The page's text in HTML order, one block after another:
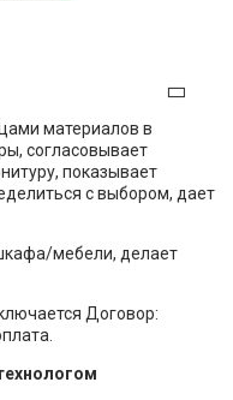
материалов в
согласовывает
показывает
с выбором, дает
мебели, делает
Договор: